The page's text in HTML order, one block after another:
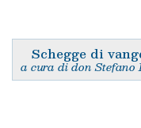
Schegge di
a cura di don Stefano